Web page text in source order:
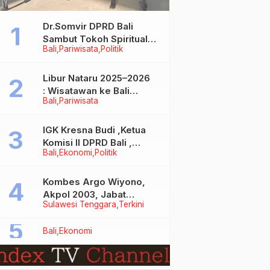
Bali Pariwisata Politik
Dr.Somvir DPRD Bali
Sambut Tokoh Spiritual
India Baba Bageshwar
Bali Pariwisata
Libur Nataru 2025–2026
: Wisatawan ke Bali
Meningkat, Isu Penurunan
Bali Ekonomi Politik
IGK Kresna Budi ,Ketua
Komisi II DPRD Bali ,
Angkat Bicara Soal
Bersubsidi Jenis Solar
Sulawesi Tenggara Terkini
Kombes Argo Wiyono,
Akpol 2003, Jabat
Dirlantas Polda Sultra
Bali Ekonomi